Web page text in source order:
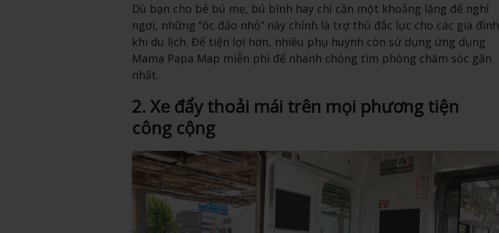
Dù bạn cho bé bú mẹ, bú bình hay chỉ cần một khoảng lặng để nghỉ
ngơi, những “ốc đảo nhỏ” này chính là trợ thủ đắc lực cho các gia đình
khi du lịch. Để tiện lợi hơn, nhiều phụ huynh còn sử dụng ứng dụng
Mama Papa Map miễn phí để nhanh chóng tìm phòng chăm sóc gần
nhất.
2. Xe đẩy thoải mái trên mọi phương tiện
công cộng